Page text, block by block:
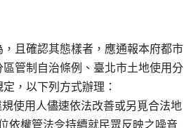
，且確認其態樣者，應通報本府都市
區管制自治條例、臺北市土地使用分
，以下列方式辦理：
規使用人儘速依法改善或另覓合法地
依權管法令持續就民眾反映之噪音